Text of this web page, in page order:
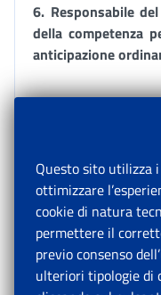
6. Responsabile
della competenza
anticipazione
di anticipazione
organizzativa (Polo o
da svolgere da
La competenza
anticipazione
Questo sito utilizza
ottimizzare
cookie di natura
permettere il
previo consenso
ulteriori tipologie di